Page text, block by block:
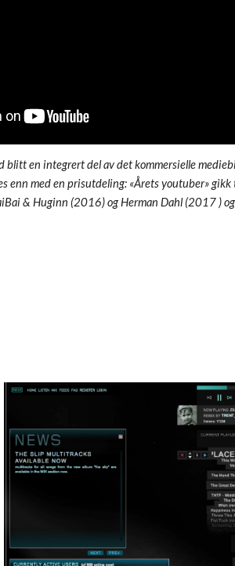
blitt en integrert del av det kommersielle
enn med en prisutdeling: «Årets youtuber» gikk
& Huginn (2016) og Herman Dahl (2017 )